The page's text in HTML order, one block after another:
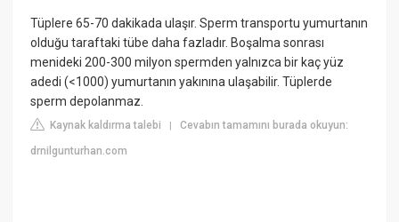
Tüplere 65-70 dakikada ulaşır. Sperm transportu yumurtanın
olduğu taraftaki tübe daha fazladır. Boşalma sonrası
menideki 200-300 milyon spermden yalnızca bir kaç yüz
adedi (<1000) yumurtanın yakınına ulaşabilir. Tüplerde
sperm depolanmaz.
Kaynak kaldırma talebi |Cevabın tamamını burada okuyun:
drnilgunturhan.com